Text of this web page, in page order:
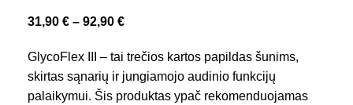
31,90 € – 92,90 €
GlycoFlex III – tai trečios kartos papildas šunims,
skirtas sąnarių ir jungiamojo audinio funkcijų
palaikymui. Šis produktas ypač rekomenduojamas